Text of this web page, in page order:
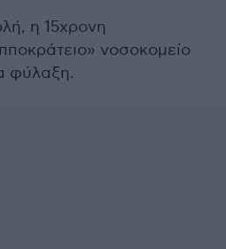
η 15χρονη
νοσοκομείο
φύλαξη.